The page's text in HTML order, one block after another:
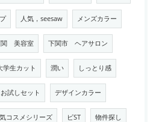
人気，seesaw メンズカラー
関 美容室 下関市 ヘアサロン
学生カット 潤い しっとり感
お試しセット デザインカラー
コスメシリーズ ビST 物件探し